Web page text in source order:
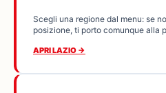
Scegli una regione dal menu: se
posizione, ti porto comunque alla
APRI LAZIO →